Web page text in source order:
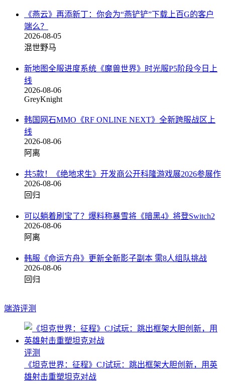
《燕云》再添新丁：你会为“燕铲铲”下载上百G的客户
端么？
2026-08-05
混世野马
新地图全服进度系统《魔兽世界》时光服P5阶段今日上
线
2026-08-06
GreyKnight
韩国网石MMO《RF ONLINE NEXT》全新跨服战区上
线
2026-08-06
阿离
共5款！《绝地求生》开发商公开科隆游戏展2026参展作
2026-08-06
回归
可以躺着刷宝了？爆料称暴雪将《暗黑4》将登Switch2
2026-08-06
阿离
韩服《命运方舟》更新全新影子副本 需8人组队挑战
2026-08-06
回归
端游评测
评测
《坦克世界：征程》CJ试玩：跳出框架大胆创新，用英
雄射击重塑坦克对战